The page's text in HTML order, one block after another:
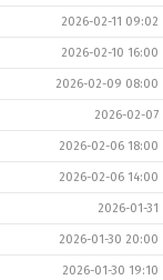
2026-02-11 09:02
2026-02-10 16:00
2026-02-09 08:00
2026-02-07
2026-02-06 18:00
2026-02-06 14:00
2026-01-31
2026-01-30 20:00
2026-01-30 19:10